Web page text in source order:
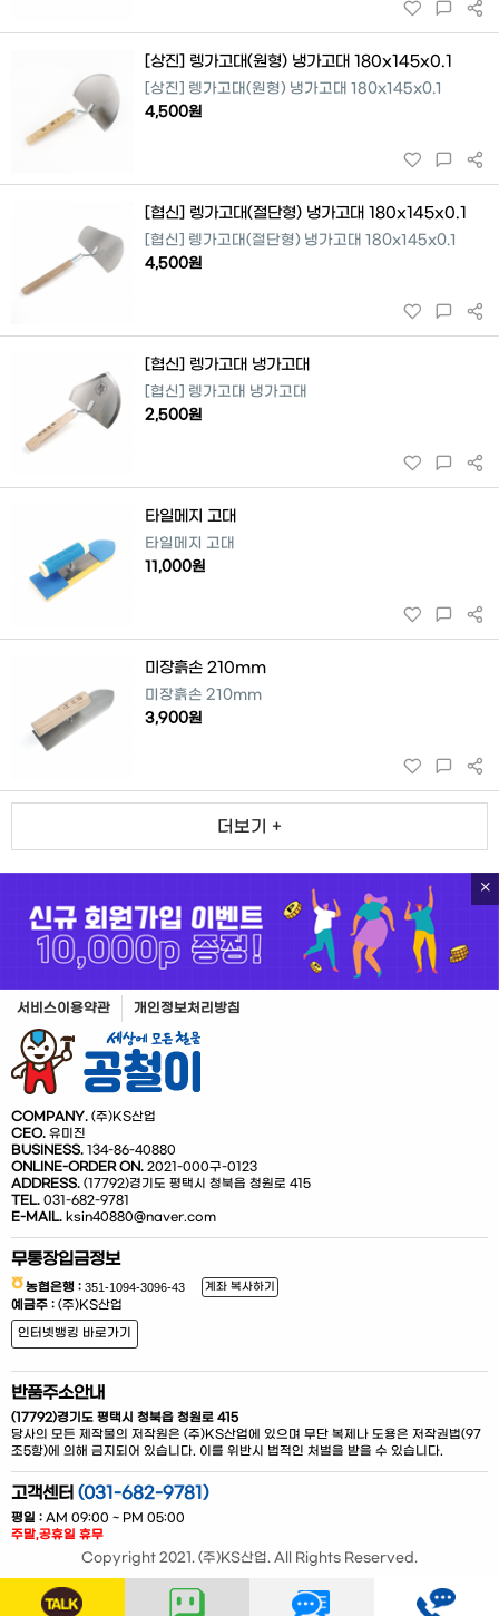
[상진] 렝가고대(원형) 냉가고대 180x145x0.1
[상진] 렝가고대(원형) 냉가고대 180x145x0.1
4,500원
[협신] 렝가고대(절단형) 냉가고대 180x145x0.1
[협신] 렝가고대(절단형) 냉가고대 180x145x0.1
4,500원
[협신] 렝가고대 냉가고대
[협신] 렝가고대 냉가고대
2,500원
타일메지 고대
타일메지 고대
11,000원
미장흙손 210mm
미장흙손 210mm
3,900원
더보기 +
서비스이용약관 개인정보처리방침
COMPANY. (주)KS산업
CEO. 유미진
BUSINESS. 134-86-40880
ONLINE-ORDER ON. 2021-000구-0123
ADDRESS. (17792)경기도 평택시 청북읍 청원로 415
TEL. 031-682-9781
E-MAIL. ksin40880@naver.com
무통장입금정보
농협은행 : 계좌 복사하기
예금주 : (주)KS산업
인터넷뱅킹 바로가기
반품주소안내
(17792)경기도 평택시 청북읍 청원로 415
당사의 모든 제작물의 저작원은 (주)KS산업에 있으며 무단 복제나 도용은 저작권법(97
조5항)에 의해 금지되어 있습니다. 이를 위반시 법적인 처벌을 받을 수 있습니다.
고객센터 (031-682-9781)
평일 : AM 09:00 ~ PM 05:00
주말,공휴일 휴무
Copyright 2021. (주)KS산업. All Rights Reserved.